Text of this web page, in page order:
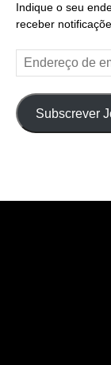
Indique o seu
receber
Endereço
de
Subscrever